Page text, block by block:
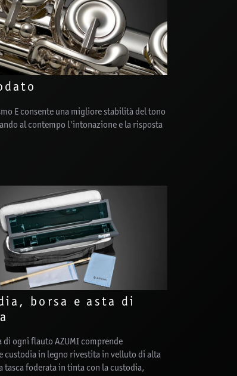
E consente una migliore stabilità del tono
al contempo l'intonazione e la risposta
borsa e asta di
di ogni flauto AZUMI comprende
custodia in legno rivestita in velluto di alta
tasca foderata in tinta con la custodia,